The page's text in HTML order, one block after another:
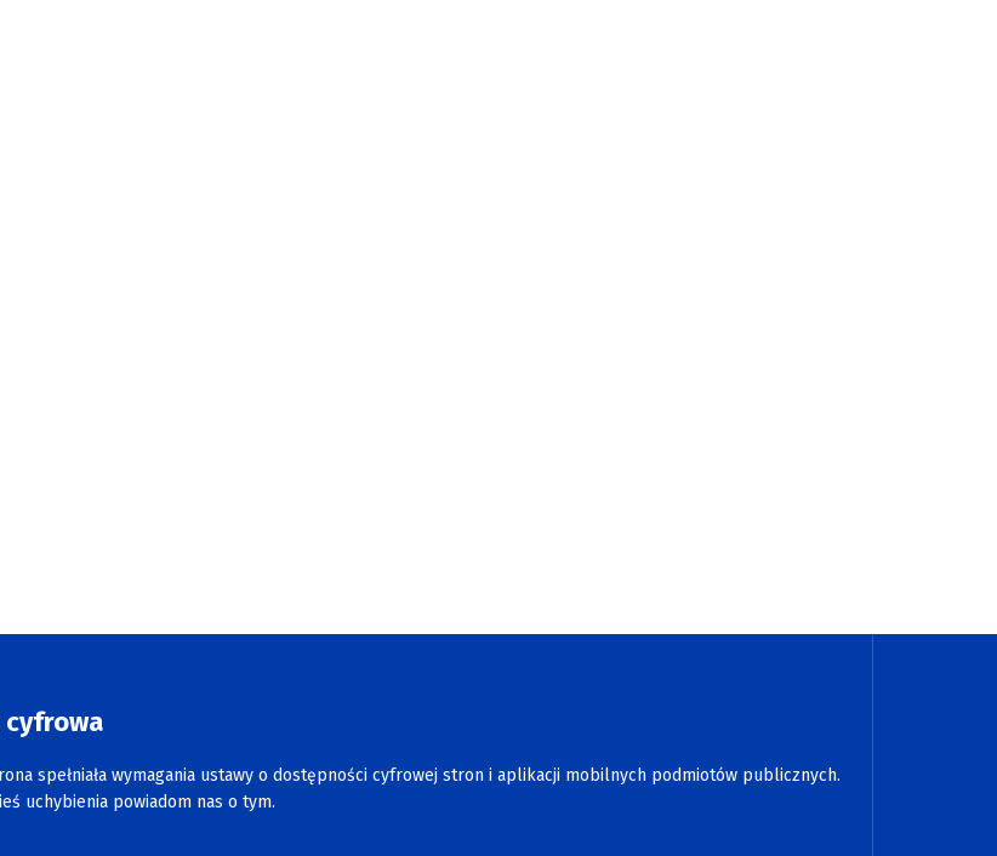
cyfrowa
spełniała wymagania ustawy o dostępności cyfrowej stron i aplikacji mobilnych podmiotów publicznych.
uchybienia powiadom nas o tym.